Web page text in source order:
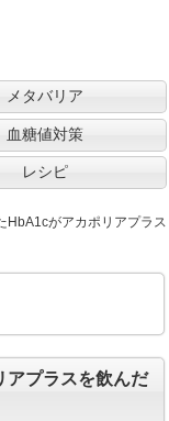
メタバリア
血糖値対策
レシピ
HbA1cがアカポリアプラス
アプラスを飲んだ